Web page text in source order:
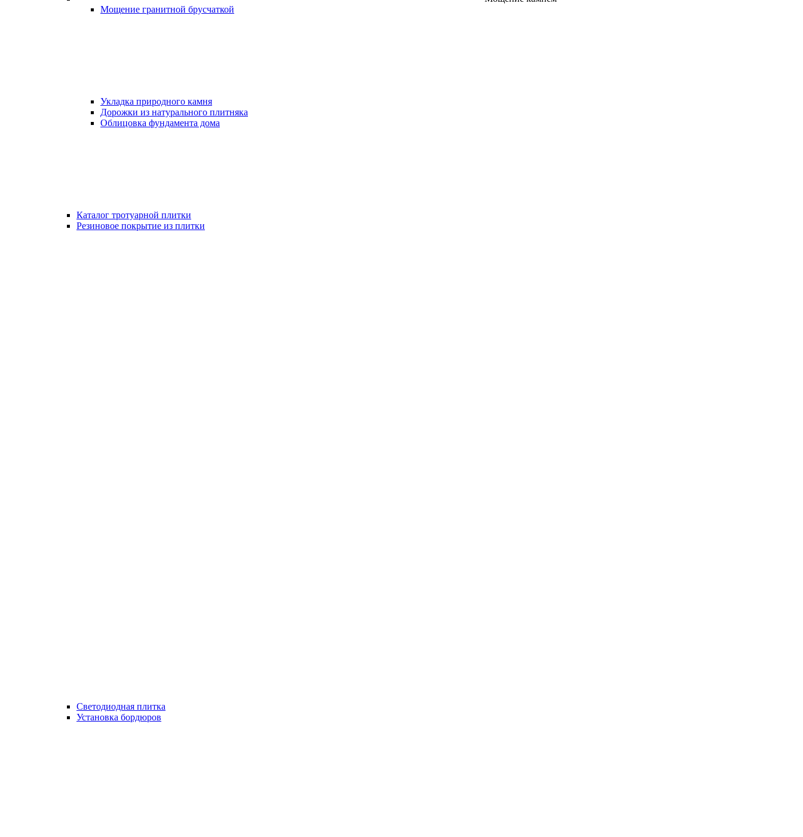
Мощение гранитной брусчаткой
Укладка природного камня
Дорожки из натурального плитняка
Облицовка фундамента дома
Каталог тротуарной плитки
Резиновое покрытие из плитки
Светодиодная плитка
Установка бордюров